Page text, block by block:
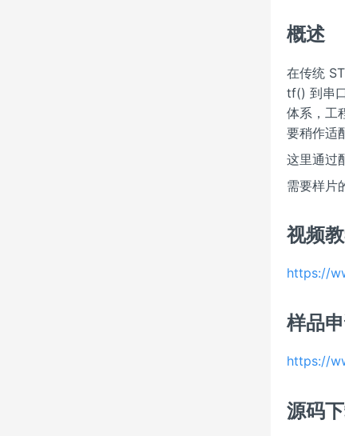
概述
在传统
tf() 到串
体系，工
要稍作适
这里通过
需要样片
视频
https://
样品
https://
源码